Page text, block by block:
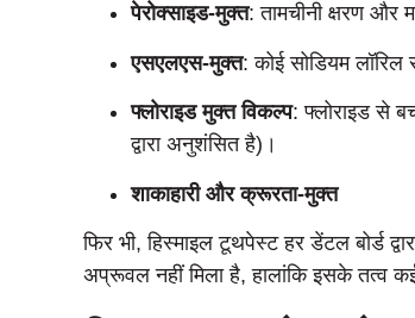
पेरोक्साइड-मुक्त: तामचीनी क्षरण
एसएलएस-मुक्त: कोई सोडियम
फ्लोराइड मुक्त विकल्प: फ्लोराइड से
द्वारा अनुशंसित है)।
शाकाहारी और क्रूरता-मुक्त
फिर भी, हिस्माइल टूथपेस्ट हर डेंटल बोर्ड
अप्रूवल नहीं मिला है, हालांकि इसके तत्व